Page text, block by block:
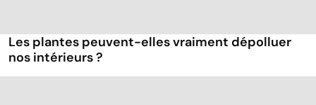
Les plantes peuvent-elles vraiment dépolluer
nos intérieurs ?